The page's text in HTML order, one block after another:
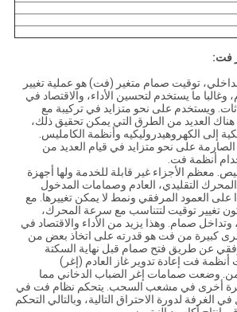
فت:
توقيت صمام متغير (فت) هو عملية تغيير
ما يستخدم لتحسين الأداء، والاقتصاد في
ويستخدم على نحو متزايد في تركيبة مع
العديد من الطرق التي يمكن تحقيق ذلك،
إلى الكهروهيدروليكيه وأنظمة الكامليس.
الصارمة على نحو متزايد في قيام العديد من
أنظمة فت.
معظم الأجزاء غير قابلة للخدمة ولها أجهزة
التقليدي، العادم وصمامات المدخول
على العمود المرفقي ونمط لا يمكن تغييرها. مع
تغيير توقيت لتتناسب مع سرعة المحرك،
صمام. وهذا يزيد من الأداء والاقتصاد في
كبيرة من فت هو قدرته على اتخاذ بعض من
عن طريق فتح صمام قبل نهاية السكتة
أنظمة فت إعادة تدوير غاز العادم (إغر)
وضعت صمامات إغر الضباب الدخاني مما
مرة أخرى في مشعب السحب. يتحكم نظام فت في
الغرفة لدورة الاحتراق التالية، وبالتالي التحكم